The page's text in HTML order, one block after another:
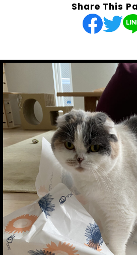
Share This